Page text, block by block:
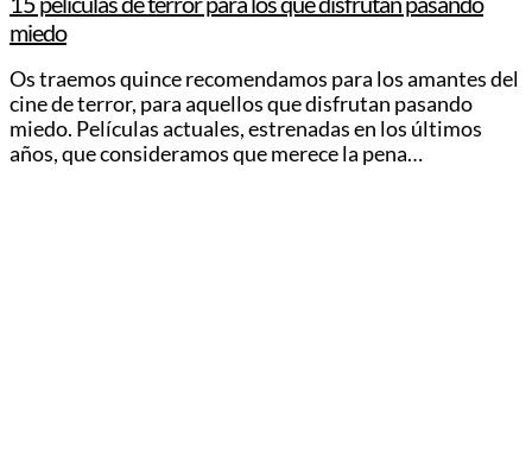
miedo
Os traemos quince recomendamos para los amantes del
cine de terror, para aquellos que disfrutan pasando
miedo. Películas actuales, estrenadas en los últimos
años, que consideramos que merece la pena…